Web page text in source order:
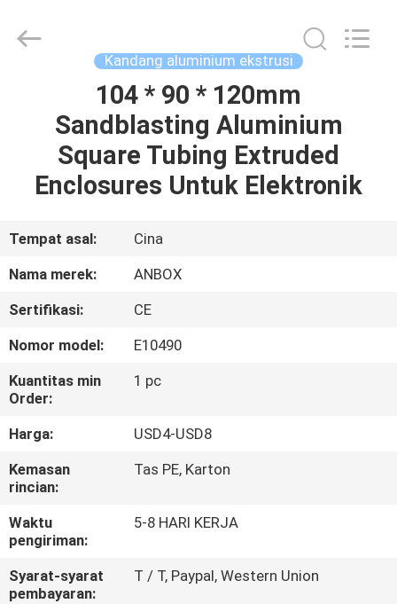
PRODUK
KAMI
PABRIK
KONTROL
KUALITAS
HUBUNGI
KAMI
PERMINTAAN
PENAWARAN
Kandang aluminium ekstrusi
104 * 90 * 120mm
Sandblasting Aluminium
Square Tubing Extruded
Enclosures Untuk Elektronik
Tempat asal:
Cina
Nama merek:
ANBOX
Sertifikasi:
CE
Nomor model:
E10490
Kuantitas min
Order:
1 pc
Harga:
USD4-USD8
Kemasan
rincian:
Tas PE, Karton
Waktu
pengiriman:
5-8 HARI KERJA
Syarat-syarat
pembayaran:
T / T, Paypal, Western Union